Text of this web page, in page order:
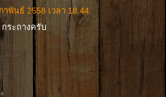
าพันธ์ 2558 เวลา 18:44
กระถางครับ